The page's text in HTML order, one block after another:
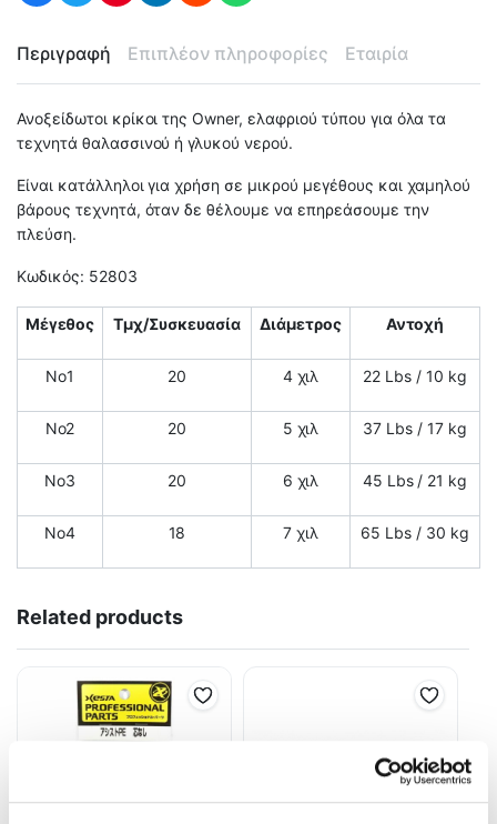
Περιγραφή Επιπλέον πληροφορίες Εταιρία
Ανοξείδωτοι κρίκοι της Owner, ελαφριού τύπου για όλα τα
τεχνητά θαλασσινού ή γλυκού νερού.
Είναι κατάλληλοι για χρήση σε μικρού μεγέθους και χαμηλού
βάρους τεχνητά, όταν δε θέλουμε να επηρεάσουμε την
πλεύση.
Κωδικός: 52803
Μέγεθος Τμχ/Συσκευασία Διάμετρος Αντοχή
Νο1 20 4 χιλ 22 Lbs / 10 kg
No2 20 5 χιλ 37 Lbs / 17 kg
No3 20 6 χιλ 45 Lbs / 21 kg
No4 18 7 χιλ 65 Lbs / 30 kg
Related products